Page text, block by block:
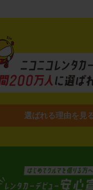
選ばれる理由を見